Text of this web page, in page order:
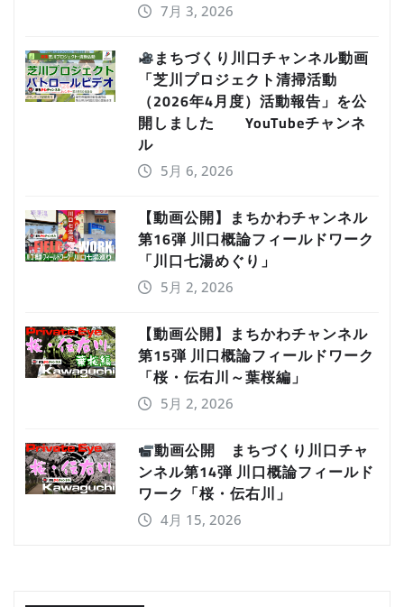
7月 3, 2026
まちづくり川口チャンネル動画
「芝川プロジェクト清掃活動
（2026年4月度）活動報告」を公
開しました YouTubeチャンネ
ル
5月 6, 2026
【動画公開】まちかわチャンネル
第16弾 川口概論フィールドワーク
「川口七湯めぐり」
5月 2, 2026
【動画公開】まちかわチャンネル
第15弾 川口概論フィールドワーク
「桜・伝右川～葉桜編」
5月 2, 2026
動画公開 まちづくり川口チャ
ンネル第14弾 川口概論フィールド
ワーク「桜・伝右川」
4月 15, 2026